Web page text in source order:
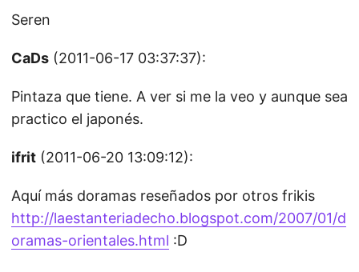
Seren
CaDs (2011-06-17 03:37:37):
Pintaza que tiene. A ver si me la veo y aunque sea
practico el japonés.
ifrit (2011-06-20 13:09:12):
Aquí más doramas reseñados por otros frikis
http://laestanteriadecho.blogspot.com/2007/01/d
oramas-orientales.html :D